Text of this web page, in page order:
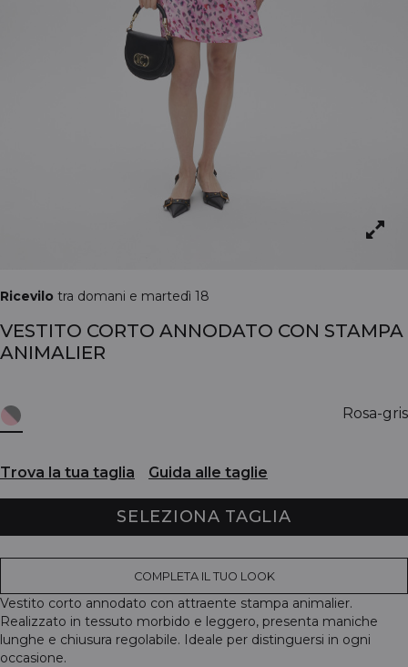
Ricevilo tra domani e martedì 18
VESTITO CORTO ANNODATO CON STAMPA
ANIMALIER
Rosa-gris
Trova la tua taglia Guida alle taglie
SELEZIONA TAGLIA
COMPLETA IL TUO LOOK
Vestito corto annodato con attraente stampa animalier.
Realizzato in tessuto morbido e leggero, presenta maniche
lunghe e chiusura regolabile. Ideale per distinguersi in ogni
occasione.